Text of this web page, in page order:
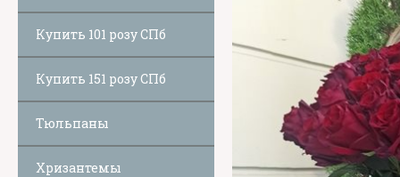
Купить 101 розу СПб
Купить 151 розу СПб
Тюльпаны
Хризантемы